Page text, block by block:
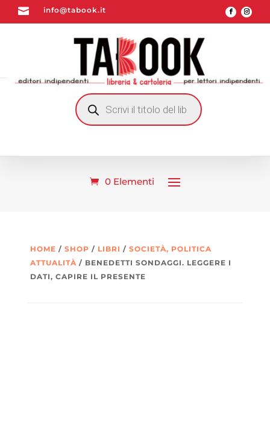
 info@tabook.it
RICERCA
PRODOTTI
0 Elementi
HOME / SHOP / LIBRI / SOCIETÀ, POLITICA
ATTUALITÀ / BENEDETTI SONDAGGI. LEGGERE I
DATI, CAPIRE IL PRESENTE